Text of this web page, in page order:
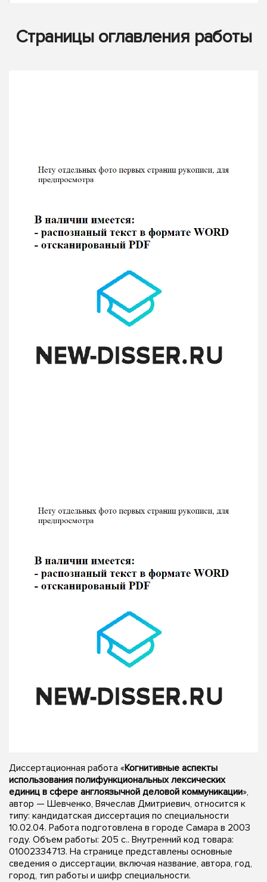
Страницы оглавления работы
Диссертационная работа «Когнитивные аспекты
использования полифункциональных лексических
единиц в сфере англоязычной деловой коммуникации»,
автор — Шевченко, Вячеслав Дмитриевич, относится к
типу: кандидатская диссертация по специальности
10.02.04. Работа подготовлена в городе Самара в 2003
году. Объем работы: 205 с.. Внутренний код товара:
01002334713. На странице представлены основные
сведения о диссертации, включая название, автора, год,
город, тип работы и шифр специальности.